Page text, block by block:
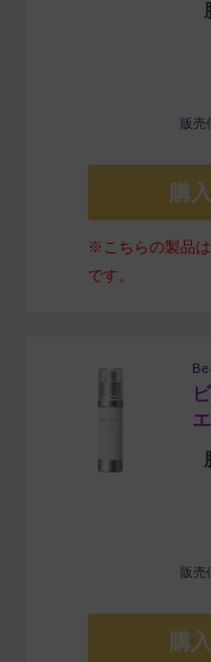
販売
購
※こちらの製品
です。
販売
購